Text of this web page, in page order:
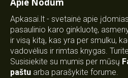
Apkasai.lt - svetainė apie
pasaulinio karo ginkluotę,
ir visą kitą, kas yra per smulku,
vadovėlius ir rimtas knygas.
Susisiekite su mumis per mūsų
paštu arba parašykite forume.